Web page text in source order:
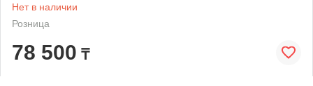
Нет в наличии
Розница
78 500 ₸